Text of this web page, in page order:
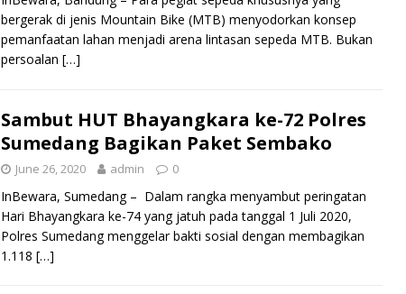
bergerak di jenis Mountain Bike (MTB) menyodorkan konsep
pemanfaatan lahan menjadi arena lintasan sepeda MTB. Bukan
persoalan […]
Sambut HUT Bhayangkara ke-72 Polres
Sumedang Bagikan Paket Sembako
June 26, 2020 admin 0
InBewara, Sumedang – Dalam rangka menyambut peringatan
Hari Bhayangkara ke-74 yang jatuh pada tanggal 1 Juli 2020,
Polres Sumedang menggelar bakti sosial dengan membagikan
1.118 […]